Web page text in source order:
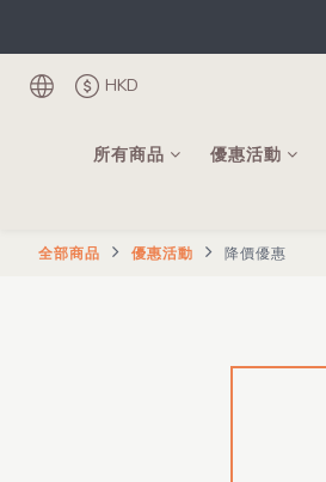
HKD
所有商品 優惠活動
全部商品 優惠活動 降價優惠